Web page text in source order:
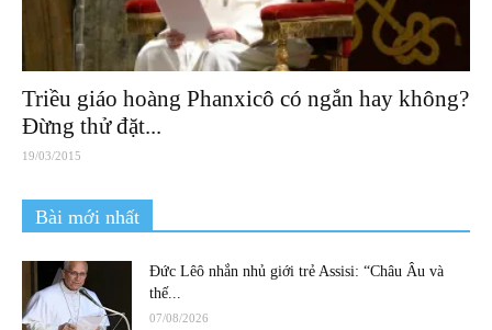
Triều giáo hoàng Phanxicô có ngắn hay không?
Đừng thử đặt...
19/03/2015
Bài mới nhất
Đức Lêô nhắn nhủ giới trẻ Assisi: “Châu Âu và
thế...
07/08/2026